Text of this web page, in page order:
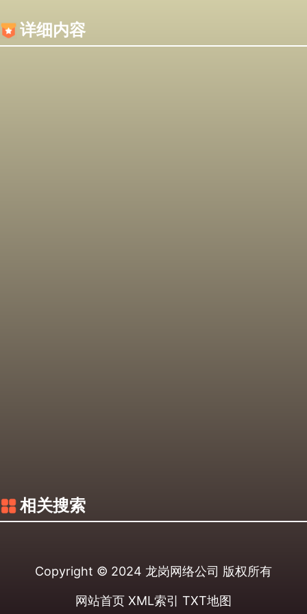
详细内容
相关搜索
Copyright © 2024 龙岗网络公司 版权所有
网站首页 XML索引 TXT地图